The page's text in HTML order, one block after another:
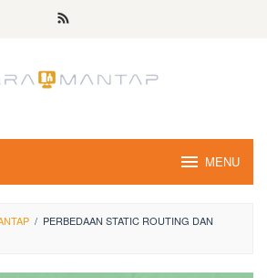
MENU
/ PERBEDAAN STATIC ROUTING DAN